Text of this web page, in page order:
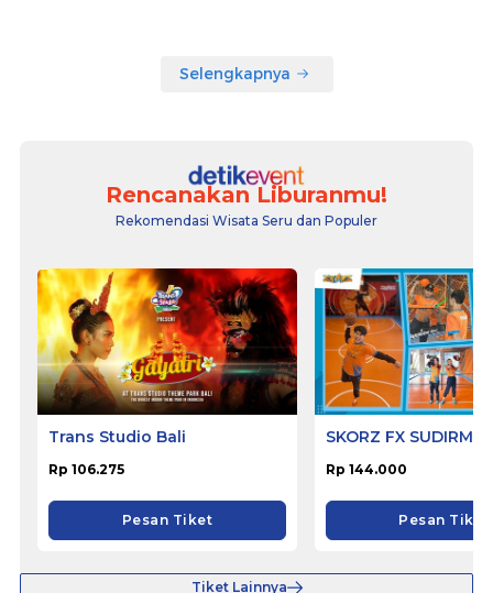
Selengkapnya
Rencanakan Liburanmu!
Rekomendasi Wisata Seru dan Populer
Trans Studio Bali
Rp 106.275
Pesan Tiket
SKORZ FX
Rp 144.000
Pesan Tiket
Tiket Lainnya